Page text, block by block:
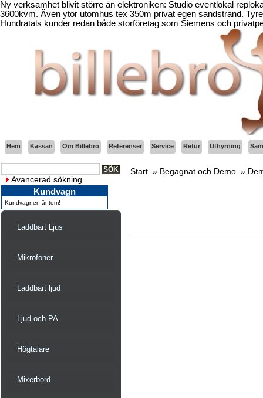
Ny verksamhet blivit större än elektroniken: Studio eventlokal
3600kvm. Även ytor utomhus tex 350m privat egen sandstrand.
Hundratals kunder redan både storföretag som Siemens och
Hem Kassan Om Billebro Referenser Service Retur Uthyrning
Avancerad sökning
Kundvagn
Kundvagnen är tom!
Laddbart Ljus
Mikrofoner
Laddbart ljud
Ljud och PA
Högtalare
Mixerbord
Start » Begagnat och Demo »